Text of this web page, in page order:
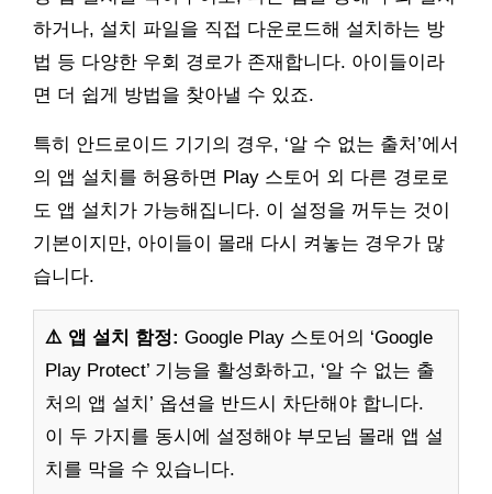
하거나, 설치 파일을 직접 다운로드해 설치하는 방
법 등 다양한 우회 경로가 존재합니다. 아이들이라
면 더 쉽게 방법을 찾아낼 수 있죠.
특히 안드로이드 기기의 경우, ‘알 수 없는 출처’에서
의 앱 설치를 허용하면 Play 스토어 외 다른 경로로
도 앱 설치가 가능해집니다. 이 설정을 꺼두는 것이
기본이지만, 아이들이 몰래 다시 켜놓는 경우가 많
습니다.
⚠️ 앱 설치 함정: Google Play 스토어의 ‘Google
Play Protect’ 기능을 활성화하고, ‘알 수 없는 출
처의 앱 설치’ 옵션을 반드시 차단해야 합니다.
이 두 가지를 동시에 설정해야 부모님 몰래 앱 설
치를 막을 수 있습니다.